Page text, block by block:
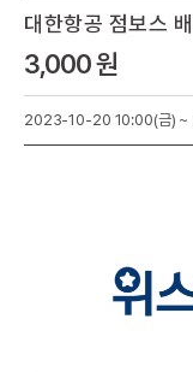
대한항공 점보스
3,000 원
2023-10-20 10:00(금)